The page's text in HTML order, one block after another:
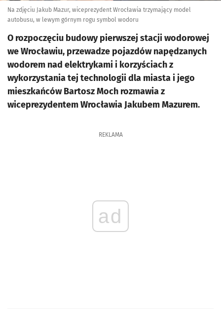
Na zdjęciu Jakub Mazur, wiceprezydent Wrocławia trzymający model
autobusu, w lewym górnym rogu symbol wodoru
O rozpoczęciu budowy pierwszej stacji wodorowej
we Wrocławiu, przewadze pojazdów napędzanych
wodorem nad elektrykami i korzyściach z
wykorzystania tej technologii dla miasta i jego
mieszkańców Bartosz Moch rozmawia z
wiceprezydentem Wrocławia Jakubem Mazurem.
REKLAMA
ad